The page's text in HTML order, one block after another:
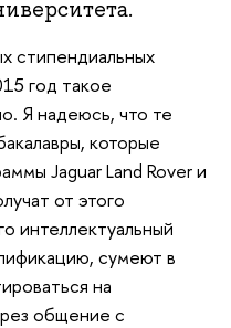
стипендиальных
год такое
Я надеюсь, что те
которые
Jaguar Land Rover и
от этого
интеллектуальный
сумеют в
на
общение с